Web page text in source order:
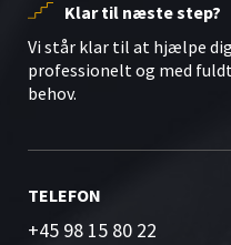
Klar til næste step?
Vi står klar til at hjælpe
professionelt og med
behov.
TELEFON
+45 98 15 80 22